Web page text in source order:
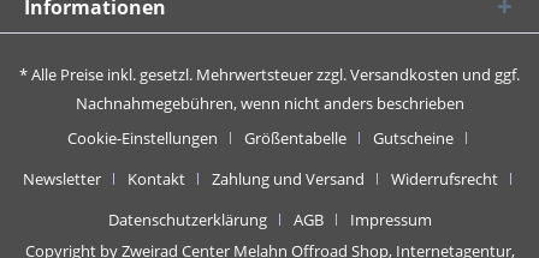
Informationen
* Alle Preise inkl. gesetzl. Mehrwertsteuer zzgl.Versandkosten und ggf.
Nachnahmegebühren, wenn nicht anders beschrieben
Cookie-Einstellungen
Größentabelle
Gutscheine
Newsletter
Kontakt Zahlung und Versand
Widerrufsrecht
Datenschutzerklärung
AGB
Impressum
Copyright by Zweirad Center Melahn Offroad Shop, Internetagentur,